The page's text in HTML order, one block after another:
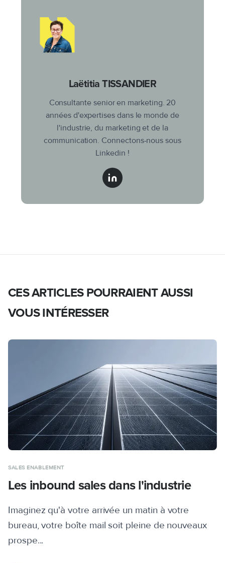
Laëtitia TISSANDIER
Consultante senior en marketing. 20
années d'expertises dans le monde de
l'industrie, du marketing et de la
communication. Connectons-nous sous
Linkedin !
CES ARTICLES POURRAIENT AUSSI
VOUS INTÉRESSER
SALES ENABLEMENT
Les inbound sales dans l'industrie
Imaginez qu'à votre arrivée un matin à votre
bureau, votre boîte mail soit pleine de nouveaux
prospe...